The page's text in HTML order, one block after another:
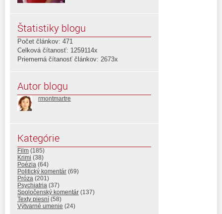
Štatistiky blogu
Počet článkov: 471
Celková čítanosť: 1259114x
Priemerná čítanosť článkov: 2673x
Autor blogu
rmontmartre
Kategórie
Film (185)
Krimi (38)
Poézia (64)
Politický komentár (69)
Próza (201)
Psychiatria (37)
Spoločenský komentár (137)
Texty piesní (58)
Výtvarné umenie (24)